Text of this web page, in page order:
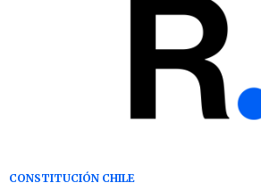
CONSTITUCIÓN CHILE